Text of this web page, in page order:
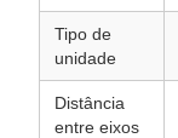
Tipo de
unidade
Distância
entre eixos